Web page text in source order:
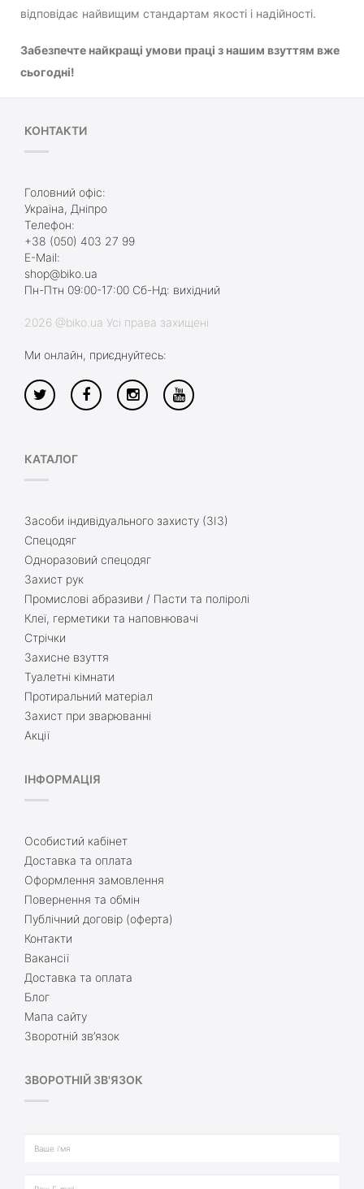
відповідає найвищим стандартам якості і надійності.
Забезпечте найкращі умови праці з нашим взуттям вже
сьогодні!
КОНТАКТИ
Головний офіс:
Україна, Дніпро
Телефон:
+38 (050) 403 27 99
E-Mail:
shop@biko.ua
Пн-Птн 09:00-17:00 Сб-Нд: вихідний
2026 @biko.ua Усі права захищені
Ми онлайн, приєднуйтесь:
КАТАЛОГ
Засоби індивідуального захисту (ЗІЗ)
Спецодяг
Одноразовий спецодяг
Захист рук
Промислові абразиви / Пасти та поліролі
Клеї, герметики та наповнювачі
Стрічки
Захисне взуття
Туалетні кімнати
Протиральний матеріал
Захист при зварюванні
Акції
ІНФОРМАЦІЯ
Особистий кабінет
Доставка та оплата
Оформлення замовлення
Повернення та обмін
Публічний договір (оферта)
Контакти
Вакансії
Доставка та оплата
Блог
Мапа сайту
Зворотній зв’язок
ЗВОРОТНІЙ ЗВ'ЯЗОК